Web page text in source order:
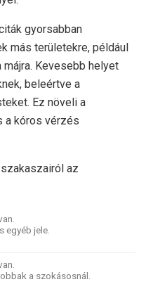
gyorsabban
más területekre, például
májra. Kevesebb helyet
beleértve a
Ez növeli a
a kóros vérzés
az
egyéb jele.
a szokásosnál.